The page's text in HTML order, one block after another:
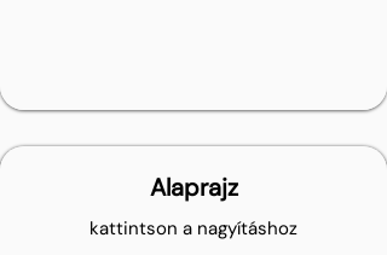
Alaprajz
kattintson a nagyításhoz